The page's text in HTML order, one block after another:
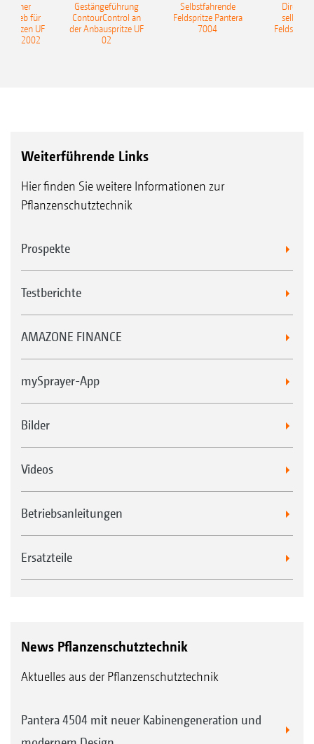
für
UF
UF 2002
Gestängeführung
ContourControl an
der Anbauspritze UF
02
Selbstfahrende
Feldspritze Pantera
7004
Weiterführende Links
Hier finden Sie weitere Informationen zur
Pflanzenschutztechnik
Prospekte
Testberichte
AMAZONE FINANCE
mySprayer-App
Bilder
Videos
Betriebsanleitungen
Ersatzteile
News Pflanzenschutztechnik
Aktuelles aus der Pflanzenschutztechnik
Pantera 4504 mit neuer Kabinengeneration und